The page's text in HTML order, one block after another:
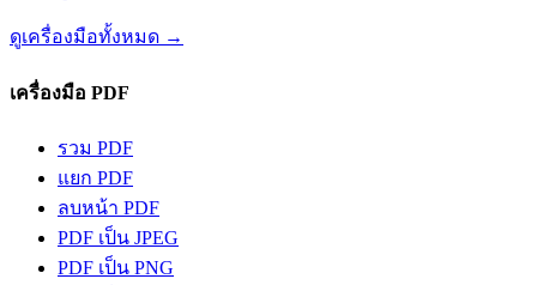
ดูเครื่องมือทั้งหมด →
เครื่องมือ PDF
รวม PDF
แยก PDF
ลบหน้า PDF
PDF เป็น JPEG
PDF เป็น PNG